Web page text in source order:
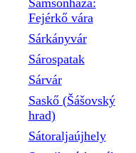
Sámsonháza:
Fejérkő vára
Sárkányvár
Sárospatak
Sárvár
Saskő (Šášovský
hrad)
Sátoraljaújhely